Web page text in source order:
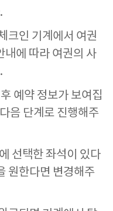
크인 기계에서 여권
내에 따라 여권의 사
예약 정보가 보여집
음 단계로 진행해주
선택한 좌석이 있다
원한다면 변경해주